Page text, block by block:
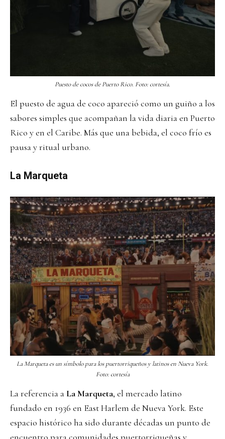
Puesto de cocos de Puerto Rico. Foto: cortesía.
El puesto de agua de coco apareció como un guiño a los
sabores simples que acompañan la vida diaria en Puerto
Rico y en el Caribe. Más que una bebida, el coco frío es
pausa y ritual urbano.
La Marqueta
La Marqueta es un símbolo para los puertorriqueños y latinos en Nueva York.
Foto: cortesía
La referencia a La Marqueta, el mercado latino
fundado en 1936 en East Harlem de Nueva York. Este
espacio histórico ha sido durante décadas un punto de